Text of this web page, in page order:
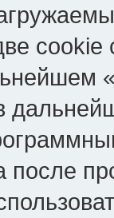
cookie
после